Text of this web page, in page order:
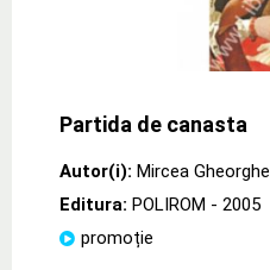
Partida de canasta
Autor(i): Mircea Gheorghe
Editura: POLIROM - 2005
promoție